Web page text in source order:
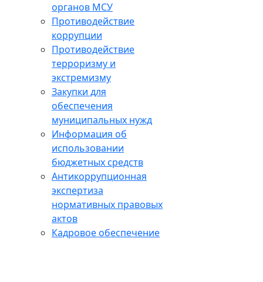
органов МСУ
Противодействие
коррупции
Противодействие
терроризму и
экстремизму
Закупки для
обеспечения
муниципальных нужд
Информация об
использовании
бюджетных средств
Антикоррупционная
экспертиза
нормативных правовых
актов
Кадровое обеспечение